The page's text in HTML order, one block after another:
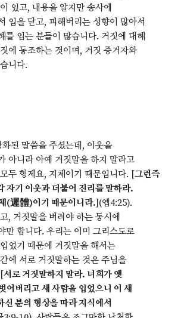
있고, 내용을 알지만 송사에
입을 닫고, 피해버리는 성향이 많아서
를 입는 분들이 많습니다. 거짓에 대해
에 동조하는 것이며, 거짓 증거자와
니다.
된 말씀을 주셨는데, 이웃을
아니라 아예 거짓말을 하지 말라고
두 형제요, 지체이기 때문입니다. [그런즉
자기 이웃과 더불어 진리를 말하라.
(遲體)이기 때문이니라.](엡4:25).
, 거짓말을 버려야 하는 동시에
만 합니다. 우리는 이미 그리스도로
었기 때문에 거짓말을 해서는
에 서로 거짓말하는 것은 주님을
서로 거짓말하지 말라. 너희가 옛
어버리고 새 사람을 입었으니 이 새
신 분의 형상을 따라 지식에서